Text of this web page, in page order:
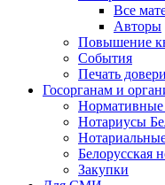
Все
Авторы
Повышение
События
Печать
Госорганам и
Нормативные
Нотариусы
Белорусская
Закупки